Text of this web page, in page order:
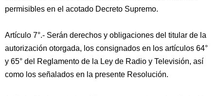
permisibles en el acotado Decreto Supremo.
Artículo 7°.- Serán derechos y obligaciones del titular de la
autorización otorgada, los consignados en los artículos 64°
y 65° del Reglamento de la Ley de Radio y Televisión, así
como los señalados en la presente Resolución.